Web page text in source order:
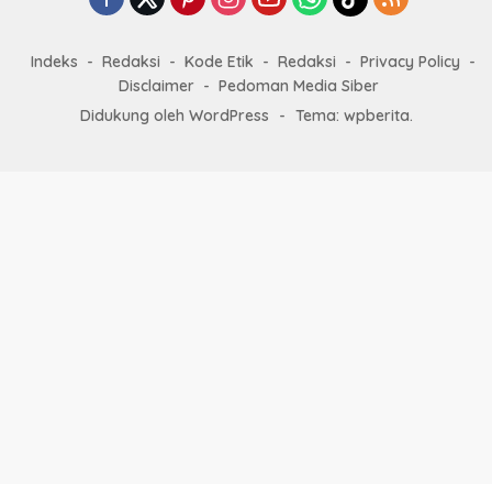
Indeks Redaksi Kode Etik Redaksi
Privacy Policy
Disclaimer
Pedoman Media Siber
Didukung oleh WordPress
- Tema: wpberita.